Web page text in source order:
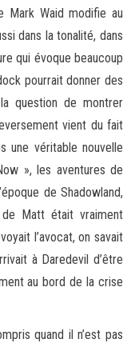
Mark Waid modifie au
dans la tonalité, dans
qui évoque beaucoup
pourrait donner des
question de montrer
vient du fait
une véritable nouvelle
», les aventures de
de Shadowland,
Matt était vraiment
l’avocat, on savait
à Daredevil d’être
au bord de la crise
quand il n’est pas